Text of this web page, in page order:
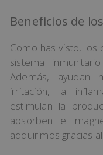
Beneficios de
Como has visto,
sistema
Además, ayudan
irritación, la
estimulan la
absorben el
adquirimos gracias